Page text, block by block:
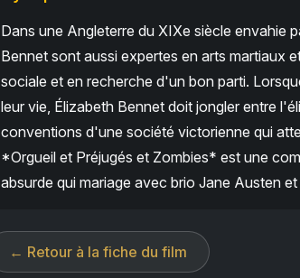
Dans une Angleterre du XIXe siècle envahie
Bennet sont aussi expertes en arts martiaux
sociale et en recherche d'un bon parti.
leur vie, Élizabeth Bennet doit jongler entre
conventions d'une société victorienne qui
*Orgueil et Préjugés et Zombies* est une
absurde qui mariage avec brio Jane Austen
← Retour à la fiche du film